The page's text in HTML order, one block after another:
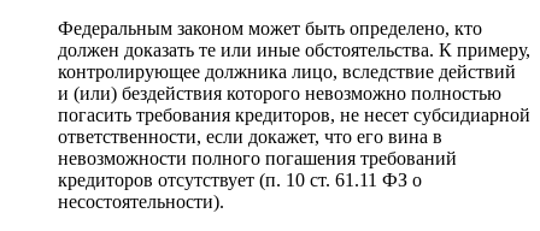
Федеральным законом может быть определено, кто
должен доказать те или иные обстоятельства. К примеру,
контролирующее должника лицо, вследствие действий
и (или) бездействия которого невозможно полностью
погасить требования кредиторов, не несет субсидиарной
ответственности, если докажет, что его вина в
невозможности полного погашения требований
кредиторов отсутствует (п. 10 ст. 61.11 ФЗ о
несостоятельности).